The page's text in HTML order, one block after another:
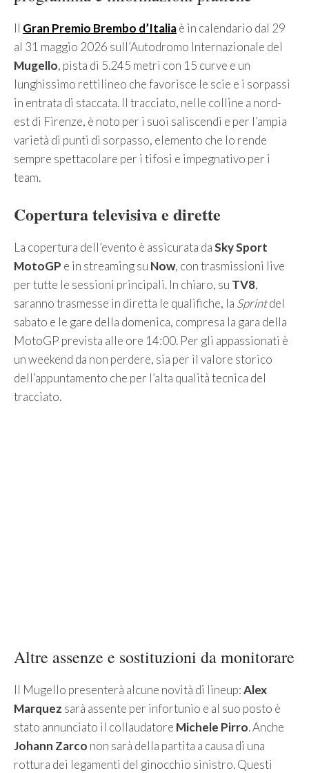
Il Gran Premio Brembo d’Italiaè in calendario dal 29
al 31 maggio 2026 sull’Autodromo Internazionale del
Mugello, pista di 5.245 metri con 15 curve e un
lunghissimo rettilineo che favorisce le scie e i sorpassi
in entrata di staccata. Il tracciato, nelle colline a nord-
est di Firenze, è noto per i suoi saliscendi e per l’ampia
varietà di punti di sorpasso, elemento che lo rende
sempre spettacolare per i tifosi e impegnativo per i
team.
Copertura televisiva e dirette
La copertura dell’evento è assicurata daSky Sport
MotoGP e in streaming su Now, con trasmissioni live
per tutte le sessioni principali. In chiaro, su TV8,
saranno trasmesse in diretta le qualifiche, la Sprintdel
sabato e le gare della domenica, compresa la gara della
MotoGP prevista alle ore 14:00. Per gli appassionati è
un weekend da non perdere, sia per il valore storico
dell’appuntamento che per l’alta qualità tecnica del
tracciato.
Altre assenze e sostituzioni da monitorare
Il Mugello presenterà alcune novità di lineup:Alex
Marquez sarà assente per infortunio e al suo posto è
stato annunciato il collaudatore Michele Pirro. Anche
Johann Zarco non sarà della partita a causa di una
rottura dei legamenti del ginocchio sinistro. Questi